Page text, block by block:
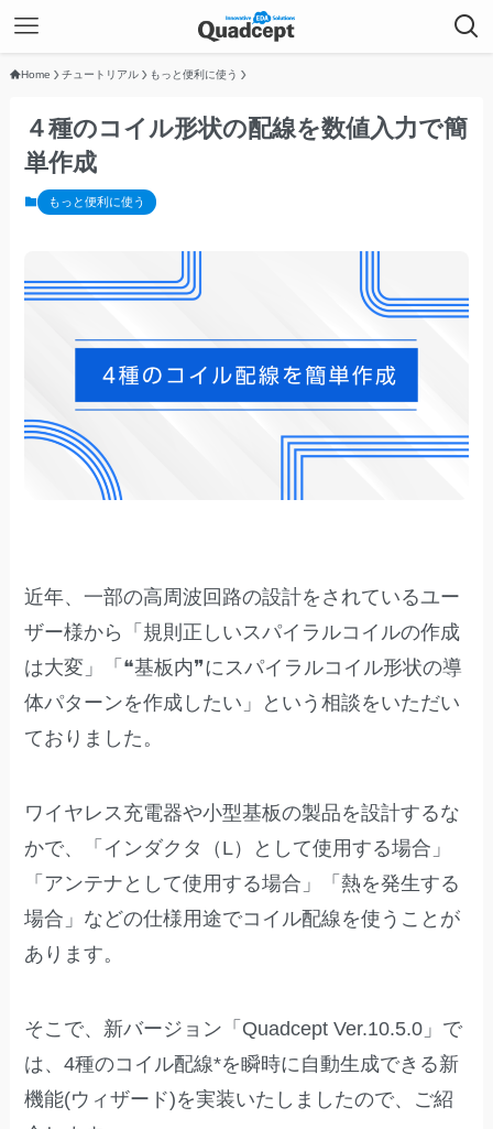
Home チュートリアル もっと便利に使う
４種のコイル形状の配線を数値入力で簡
単作成
もっと便利に使う
近年、一部の高周波回路の設計をされているユー
ザー様から「規則正しいスパイラルコイルの作成
は大変」「❝基板内❞にスパイラルコイル形状の導
体パターンを作成したい」という相談をいただい
ておりました。
ワイヤレス充電器や小型基板の製品を設計するな
かで、「インダクタ（L）として使用する場合」
「アンテナとして使用する場合」「熱を発生する
場合」などの仕様用途でコイル配線を使うことが
あります。
そこで、新バージョン「Quadcept Ver.10.5.0」で
は、4種のコイル配線*を瞬時に自動生成できる新
機能(ウィザード)を実装いたしましたので、ご紹